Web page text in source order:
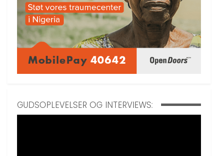
GUDSOPLEVELSER OG INTERVIEWS: